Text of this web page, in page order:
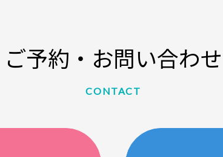
ご予約・お問い合わせ
CONTACT